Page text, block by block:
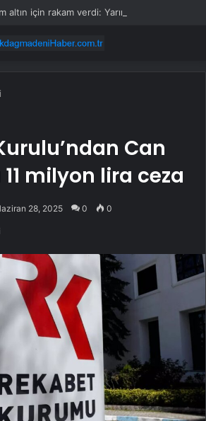
Can
milyon lira ceza
28, 2025 0 0